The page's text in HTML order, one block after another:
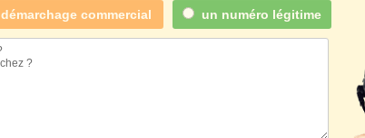
démarchage commercial un numéro légitime